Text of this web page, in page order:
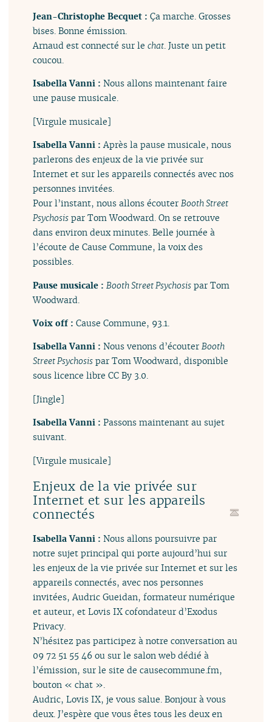
Jean-Christophe Becquet :Ça marche. Grosses
bises. Bonne émission.
Arnaud est connecté sur lechat. Juste un petit
coucou.
Isabella Vanni :Nous allons maintenant faire
une pause musicale.
[Virgule musicale]
Isabella Vanni :Après la pause musicale, nous
parlerons des enjeux de la vie privée sur
Internet et sur les appareils connectés avec nos
personnes invitées.
Pour l’instant, nous allons écouterBooth Street
Psychosis par Tom Woodward. On se retrouve
dans environ deux minutes. Belle journée à
l’écoute de Cause Commune, la voix des
possibles.
Pause musicale : Booth Street Psychosis par Tom
Woodward.
Voix off :Cause Commune, 93.1.
Isabella Vanni :Nous venons d’écouterBooth
Street Psychosis par Tom Woodward, disponible
sous licence libre CC By 3.0.
[Jingle]
Isabella Vanni :Passons maintenant au sujet
suivant.
[Virgule musicale]
Enjeux de la vie privée sur
Internet et sur les appareils
connectés
Isabella Vanni :Nous allons poursuivre par
notre sujet principal qui porte aujourd’hui sur
les enjeux de la vie privée sur Internet et sur les
appareils connectés, avec nos personnes
invitées, Audric Gueidan, formateur numérique
et auteur, et Lovis IX cofondateur d’Exodus
Privacy.
N’hésitez pas participez à notre conversation au
09 72 51 55 46 ou sur le salon web dédié à
l’émission, sur le site de causecommune.fm,
bouton « chat ».
Audric, Lovis IX, je vous salue. Bonjour à vous
deux. J’espère que vous êtes tous les deux en